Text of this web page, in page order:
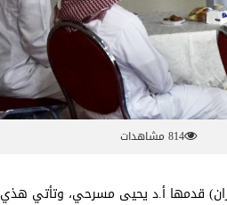
814 مشاهدات
قدمها أ.د يحيى مسرحي، وتأتي هذي